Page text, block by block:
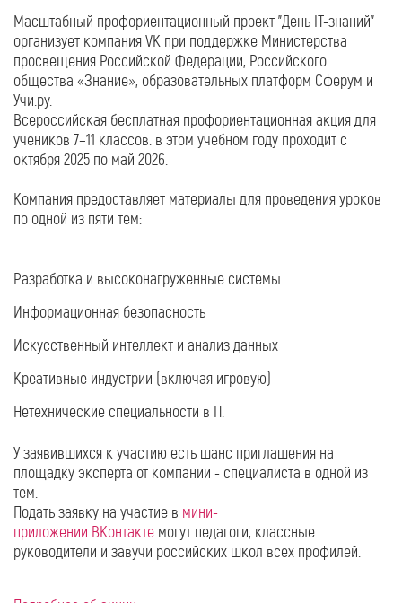
Масштабный профориентационный проект "День IT-знаний"
организует компания VK при поддержке Министерства
просвещения Российской Федерации, Российского
общества «Знание», образовательных платформ Сферум и
Учи.ру.
Всероссийская бесплатная профориентационная акция для
учеников 7–11 классов. в этом учебном году проходит с
октября 2025 по май 2026.
Компания предоставляет материалы для проведения уроков
по одной из пяти тем:
Разработка и высоконагруженные системы
Информационная безопасность
Искусственный интеллект и анализ данных
Креативные индустрии (включая игровую)
Нетехнические специальности в IT.
У заявившихся к участию есть шанс приглашения на
площадку эксперта от компании - специалиста в одной из
тем.
Подать заявку на участие в мини-
приложении ВКонтакте могут педагоги, классные
руководители и завучи российских школ всех профилей.